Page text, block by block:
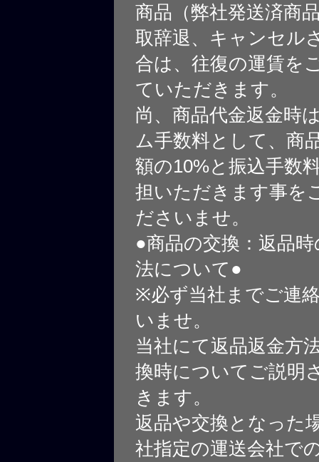
商品（弊社発送済商
取辞退、キャンセル
合は、往復の運賃を
ていただきます。
尚、商品代金返金時
ム手数料として、商
額の10%と振込手数
担いただきます事を
ださいませ。
●商品の交換：返品
法について●
※必ず当社までご連
いませ。
当社にて返品返金方
換時についてご説明
きます。
返品や交換となった
社指定の運送会社で